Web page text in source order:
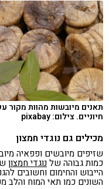
תאנים מיובשות מהוות מקור
חיוניים. צילום: pixabay
מכילים גם נוגדי חמצון
שזיפים מיובשים ופפאיה
כמות גבוהה שלנוגדי חמצון
הייבוש והחימום וחשובים
השונים כמו תאי המוח והלב